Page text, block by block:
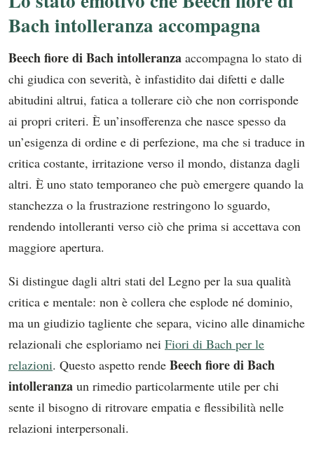
Bach intolleranza accompagna
Beech fiore di Bach intolleranza accompagna lo stato di
chi giudica con severità, è infastidito dai difetti e dalle
abitudini altrui, fatica a tollerare ciò che non corrisponde
ai propri criteri. È un’insofferenza che nasce spesso da
un’esigenza di ordine e di perfezione, ma che si traduce in
critica costante, irritazione verso il mondo, distanza dagli
altri. È uno stato temporaneo che può emergere quando la
stanchezza o la frustrazione restringono lo sguardo,
rendendo intolleranti verso ciò che prima si accettava con
maggiore apertura.
Si distingue dagli altri stati del Legno per la sua qualità
critica e mentale: non è collera che esplode né dominio,
ma un giudizio tagliente che separa, vicino alle dinamiche
relazionali che esploriamo nei Fiori di Bach per le
relazioni. Questo aspetto rende Beech fiore di Bach
intolleranza un rimedio particolarmente utile per chi
sente il bisogno di ritrovare empatia e flessibilità nelle
relazioni interpersonali.